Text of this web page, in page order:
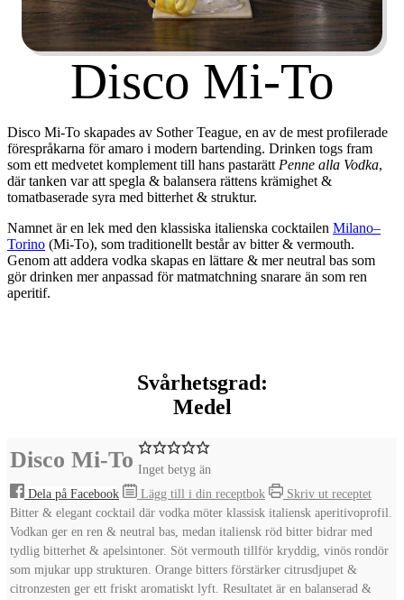
Disco Mi-To
Disco Mi-To skapades av Sother Teague, en av de mest profilerade
förespråkarna för amaro i modern bartending. Drinken togs fram
som ett medvetet komplement till hans pastarätt Penne alla Vodka,
där tanken var att spegla & balansera rättens krämighet &
tomatbaserade syra med bitterhet & struktur.
Namnet är en lek med den klassiska italienska cocktailen Milano–
Torino (Mi-To), som traditionellt består av bitter & vermouth.
Genom att addera vodka skapas en lättare & mer neutral bas som
gör drinken mer anpassad för matmatchning snarare än som ren
aperitif.
Svårhetsgrad:
Medel
Disco Mi-To Inget betyg än
Dela på Facebook
Lägg till i din receptbok
Skriv ut receptet
Bitter & elegant cocktail där vodka möter klassisk italiensk aperitivoprofil.
Vodkan ger en ren & neutral bas, medan italiensk röd bitter bidrar med
tydlig bitterhet & apelsintoner. Söt vermouth tillför kryddig, vinös rondör
som mjukar upp strukturen. Orange bitters förstärker citrusdjupet &
citronzesten ger ett friskt aromatiskt lyft. Resultatet är en balanserad &